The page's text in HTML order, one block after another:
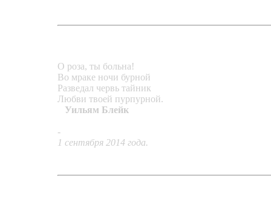
О роза, ты больна!
Во мраке ночи бурной
Разведал червь тайник
Любви твоей пурпурной.
Уильям Блейк
-
1 сентября 2014 года.